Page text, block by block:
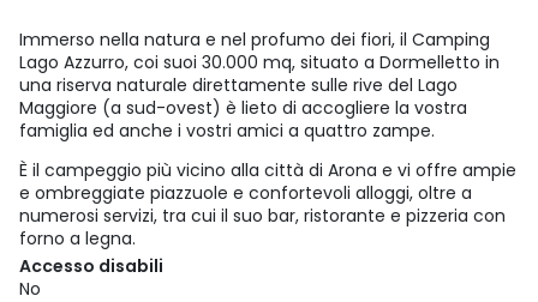
Immerso nella natura e nel profumo dei fiori, il Camping
Lago Azzurro, coi suoi 30.000 mq, situato a Dormelletto in
una riserva naturale direttamente sulle rive del Lago
Maggiore (a sud-ovest) è lieto di accogliere la vostra
famiglia ed anche i vostri amici a quattro zampe.
È il campeggio più vicino alla città di Arona e vi offre ampie
e ombreggiate piazzuole e confortevoli alloggi, oltre a
numerosi servizi, tra cui il suo bar, ristorante e pizzeria con
forno a legna.
Accesso disabili
No